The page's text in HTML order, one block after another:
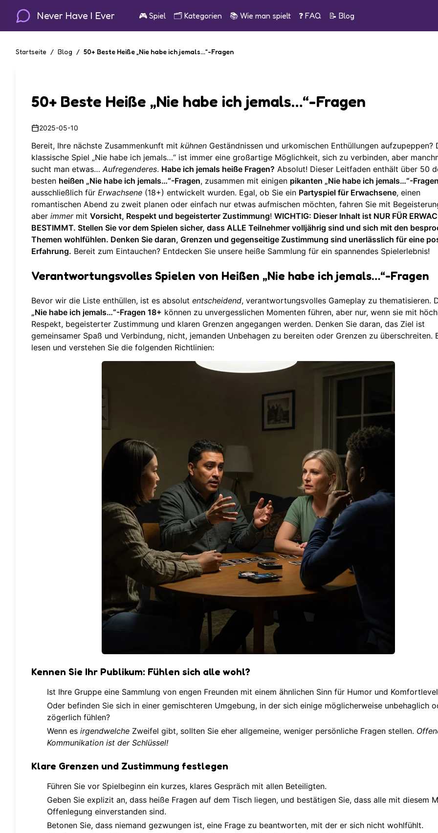
Never Have I Ever 🎮 Spiel 🗂️ Kategorien 📚 Wie man spielt ❓ FAQ 📝 Blog
Startseite / Blog / 50+ Beste Heiße „Nie habe ich jemals…“-Fragen
50+ Beste Heiße „Nie habe ich jemals…“-Fragen
2025-05-10
Bereit, Ihre nächste Zusammenkunft mit kühnen Geständnissen und urkomischen Enthüllungen aufzupeppen?
klassische Spiel „Nie habe ich jemals…“ ist immer eine großartige Möglichkeit, sich zu verbinden, aber
sucht man etwas… Aufregenderes. Habe ich jemals heiße Fragen? Absolut! Dieser Leitfaden enthält über 50
besten heißen „Nie habe ich jemals…“-Fragen, zusammen mit einigen pikanten „Nie habe ich jemals…“-
ausschließlich für Erwachsene (18+) entwickelt wurden. Egal, ob Sie ein Partyspiel für Erwachsene, einen
romantischen Abend zu zweit planen oder einfach nur etwas aufmischen möchten, fahren Sie mit
aber immermit Vorsicht, Respekt und begeisterter Zustimmung! WICHTIG: Dieser Inhalt ist NUR FÜR
BESTIMMT. Stellen Sie vor dem Spielen sicher, dass ALLE Teilnehmer volljährig sind und sich mit den
Themen wohlfühlen. Denken Sie daran, Grenzen und gegenseitige Zustimmung sind unerlässlich für eine
Erfahrung. Bereit zum Eintauchen? Entdecken Sie unsere heiße Sammlung für ein spannendes Spielerlebnis!
Verantwortungsvolles Spielen von Heißen „Nie habe ich jemals…“-Fragen
Bevor wir die Liste enthüllen, ist es absolut entscheidend, verantwortungsvolles Gameplay zu thematisieren.
„Nie habe ich jemals…“-Fragen 18+ können zu unvergesslichen Momenten führen, aber nur, wenn sie mit
Respekt, begeisterter Zustimmung und klaren Grenzen angegangen werden. Denken Sie daran, das Ziel ist
gemeinsamer Spaß und Verbindung, nicht, jemanden Unbehagen zu bereiten oder Grenzen zu überschreiten.
lesen und verstehen Sie die folgenden Richtlinien:
Kennen Sie Ihr Publikum: Fühlen sich alle wohl?
Ist Ihre Gruppe eine Sammlung von engen Freunden mit einem ähnlichen Sinn für Humor und
Oder befinden Sie sich in einer gemischteren Umgebung, in der sich einige möglicherweise unbehaglich
zögerlich fühlen?
Wenn es irgendwelche Zweifel gibt, sollten Sie eher allgemeine, weniger persönliche Fragen stellen.
Kommunikation ist der Schlüssel!
Klare Grenzen und Zustimmung festlegen
Führen Sie vor Spielbeginn ein kurzes, klares Gespräch mit allen Beteiligten.
Geben Sie explizit an, dass heiße Fragen auf dem Tisch liegen, und bestätigen Sie, dass alle mit diesem
Offenlegung einverstanden sind.
Betonen Sie, dass niemand gezwungen ist, eine Frage zu beantworten, mit der er sich nicht wohlfühlt.